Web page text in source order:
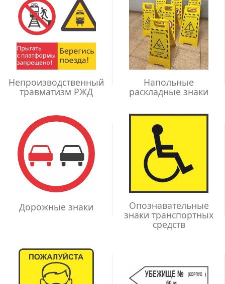
Непроизводственный
травматизм РЖД
Напольные
раскладные знаки
Дорожные знаки Опознавательные
знаки транспортных
средств